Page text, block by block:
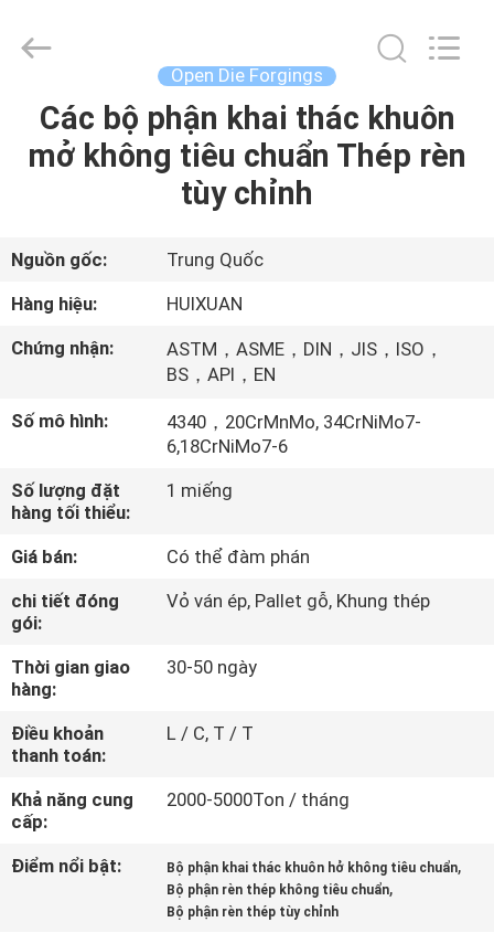
TRANG
CHỦ
SẢN
PHẨM
CHÚNG
TÔI
THAM
QUAN
NHÀ
MÁY
KIỂM
SOÁT
LƯỢNG
XUAN
CO.,LTD.
Reserved.
Open Die Forgings
Các bộ phận khai thác khuôn
mở không tiêu chuẩn Thép rèn
tùy chỉnh
Nguồn gốc:
Trung Quốc
Hàng hiệu:
HUIXUAN
Chứng nhận:
ASTM，ASME，DIN，JIS，ISO，
BS，API，EN
Số mô hình:
4340，20CrMnMo, 34CrNiMo7-
6,18CrNiMo7-6
Số lượng đặt
hàng tối thiểu:
1 miếng
Giá bán:
Có thể đàm phán
chi tiết đóng
gói:
Vỏ ván ép, Pallet gỗ, Khung thép
Thời gian giao
hàng:
30-50 ngày
Điều khoản
thanh toán:
L / C, T / T
Khả năng cung
cấp:
2000-5000Ton / tháng
Điểm nổi bật: Bộ phận khai thác khuôn hở không tiêu chuẩn,
Bộ phận rèn thép không tiêu chuẩn,
Bộ phận rèn thép tùy chỉnh